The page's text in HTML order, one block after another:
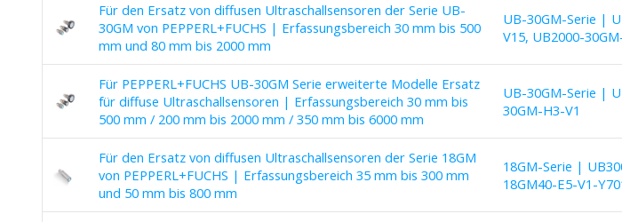
Für den Ersatz von diffusen Ultraschallsensoren der Serie UB-
30GM von PEPPERL+FUCHS | Erfassungsbereich 30 mm bis 500
mm und 80 mm bis 2000 mm
UB-30GM-Serie |
V15, UB2000-
Für PEPPERL+FUCHS UB-30GM Serie erweiterte Modelle Ersatz
für diffuse Ultraschallsensoren | Erfassungsbereich 30 mm bis
500 mm / 200 mm bis 2000 mm / 350 mm bis 6000 mm
UB-30GM-Serie |
30GM-H3-V1
Für den Ersatz von diffusen Ultraschallsensoren der Serie 18GM
von PEPPERL+FUCHS | Erfassungsbereich 35 mm bis 300 mm
und 50 mm bis 800 mm
18GM-Serie |
18GM40-E5-V1-